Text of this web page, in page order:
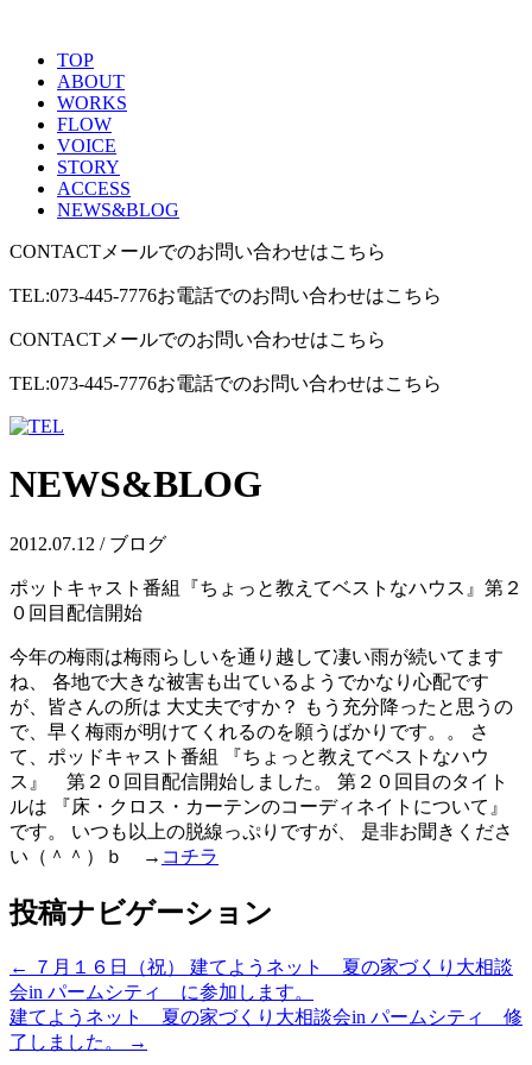
TOP
ABOUT
WORKS
FLOW
VOICE
STORY
ACCESS
NEWS&BLOG
CONTACT メールでのお問い合わせはこちら
TEL:073-445-7776お電話でのお問い合わせはこちら
CONTACT メールでのお問い合わせはこちら
TEL:073-445-7776お電話でのお問い合わせはこちら
NEWS&BLOG
2012.07.12 / ブログ
ポットキャスト番組『ちょっと教えてベストなハウス』第２
０回目配信開始
今年の梅雨は梅雨らしいを通り越して凄い雨が続いてます
ね、 各地で大きな被害も出ているようでかなり心配です
が、皆さんの所は 大丈夫ですか？ もう充分降ったと思うの
で、早く梅雨が明けてくれるのを願うばかりです。。 さ
て、ポッドキャスト番組 『ちょっと教えてベストなハウ
ス』 第２０回目配信開始しました。 第２０回目のタイト
ルは 『床・クロス・カーテンのコーディネイトについて』
です。 いつも以上の脱線っぷりですが、 是非お聞きくださ
い（＾＾）ｂ → コチラ
投稿ナビゲーション
←
７月１６日（祝） 建てようネット 夏の家づくり大相談
会in パームシティ に参加します。
建てようネット 夏の家づくり大相談会in パームシティ 修
了しました。
→